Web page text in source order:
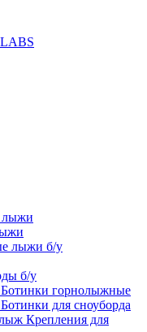
лыжи
лыжи б/у
б/у
Ботинки горнолыжные
Ботинки для сноуборда
Крепления для